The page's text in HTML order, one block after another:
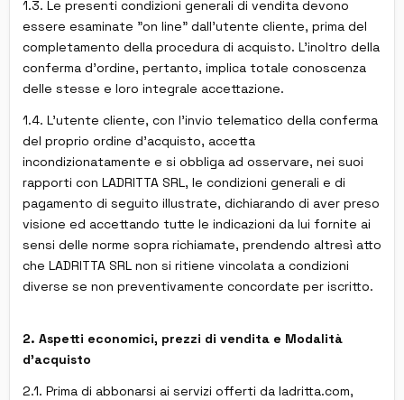
1.3. Le presenti condizioni generali di vendita devono
essere esaminate "on line" dall'utente cliente, prima del
completamento della procedura di acquisto. L'inoltro della
conferma d'ordine, pertanto, implica totale conoscenza
delle stesse e loro integrale accettazione.
1.4. L'utente cliente, con l'invio telematico della conferma
del proprio ordine d'acquisto, accetta
incondizionatamente e si obbliga ad osservare, nei suoi
rapporti con LADRITTA SRL, le condizioni generali e di
pagamento di seguito illustrate, dichiarando di aver preso
visione ed accettando tutte le indicazioni da lui fornite ai
sensi delle norme sopra richiamate, prendendo altresì atto
che LADRITTA SRL non si ritiene vincolata a condizioni
diverse se non preventivamente concordate per iscritto.
2. Aspetti economici, prezzi di vendita e Modalità
d'acquisto
2.1. Prima di abbonarsi ai servizi offerti da ladritta.com,